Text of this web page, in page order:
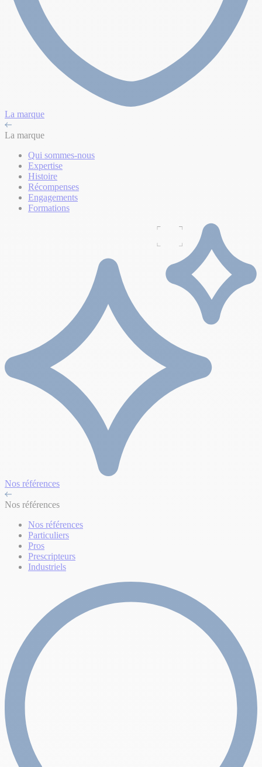
La marque
La marque
Qui sommes-nous
Expertise
Histoire
Récompenses
Engagements
Formations
Nos références
Nos références
Nos références
Particuliers
Pros
Prescripteurs
Industriels